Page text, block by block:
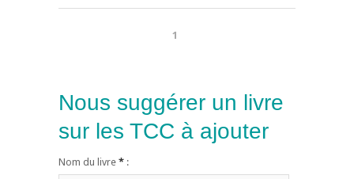
1
Nous suggérer un livre
sur les TCC à ajouter
Nom du livre * :